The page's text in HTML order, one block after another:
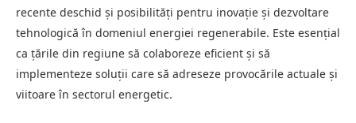
recente deschid și posibilități pentru inovație și dezvoltare
tehnologică în domeniul energiei regenerabile. Este esențial
ca țările din regiune să colaboreze eficient și să
implementeze soluții care să adreseze provocările actuale și
viitoare în sectorul energetic.